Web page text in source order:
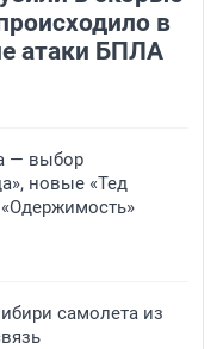
в
атаки БПЛА
— выбор
новые «Тед
самолета из